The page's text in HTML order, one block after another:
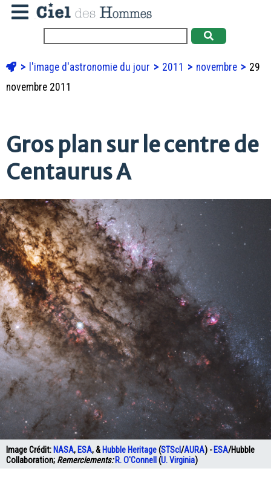
l'image d'astronomie du jour 2011 novembre
29
novembre 2011
Gros plan sur le centre de
Centaurus A
Image Crédit: NASA, ESA, & Hubble Heritage(STScI/AURA) - ESA/Hubble
Collaboration; Remerciements:R. O'Connell (U. Virginia)